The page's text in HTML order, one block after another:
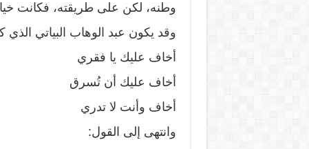
وطنه، لكن على طريقته، فكانت
وقد يكون عبد الوهاب البياتي
أخاف عليك يا فقري
أخاف عليك أن تُسرق
أخاف وأنت لا تدري
وانتهى إلى القول: